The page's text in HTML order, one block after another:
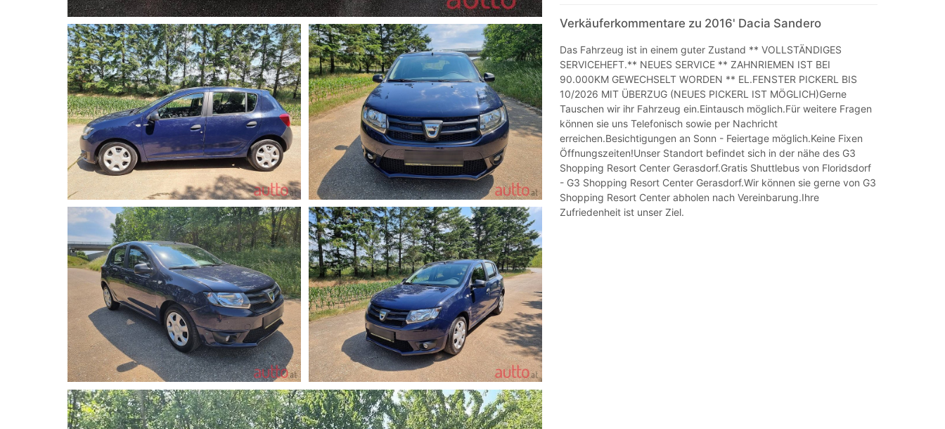
Verkäuferkommentare zu 2016' Dacia Sandero
Das Fahrzeug ist in einem guter Zustand ** VOLLSTÄNDIGES
SERVICEHEFT.** NEUES SERVICE ** ZAHNRIEMEN IST BEI
90.000KM GEWECHSELT WORDEN ** EL.FENSTER PICKERL BIS
10/2026 MIT ÜBERZUG (NEUES PICKERL IST MÖGLICH)Gerne
Tauschen wir ihr Fahrzeug ein.Eintausch möglich.Für weitere Fragen
können sie uns Telefonisch sowie per Nachricht
erreichen.Besichtigungen an Sonn - Feiertage möglich.Keine Fixen
Öffnungszeiten!Unser Standort befindet sich in der nähe des G3
Shopping Resort Center Gerasdorf.Gratis Shuttlebus von Floridsdorf
- G3 Shopping Resort Center Gerasdorf.Wir können sie gerne von G3
Shopping Resort Center abholen nach Vereinbarung.Ihre
Zufriedenheit ist unser Ziel.